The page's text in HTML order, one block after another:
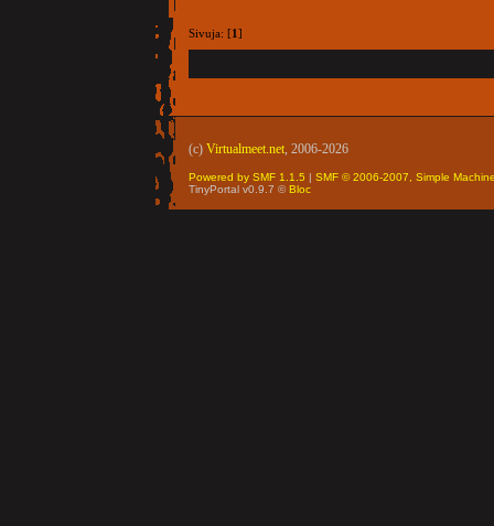
Sivuja: [1]
(c) Virtualmeet.net, 2006-2026
Powered by SMF 1.1.5 | SMF © 2006-2007, Simple
TinyPortal v0.9.7 ©Bloc